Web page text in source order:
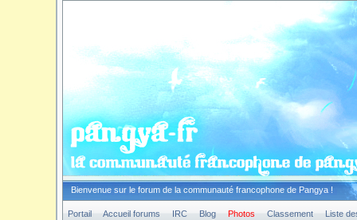
Bienvenue sur le forum de la communauté francophone de Pangya !
Portail Accueil forums IRC Blog Photos Classement Liste